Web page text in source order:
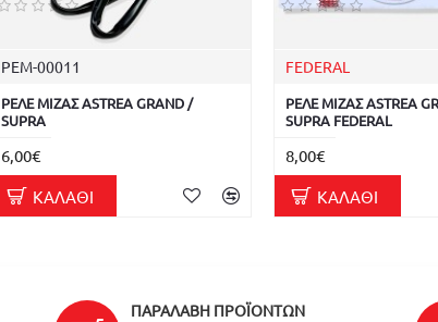
ΡΕΜ-00011
ΡΕΛΕ ΜΙΖΑΣ ASTREA GRAND /
SUPRA
6,00€
ΚΑΛΆΘΙ
FEDERAL
ΡΕΛΕ ΜΙΖΑΣ ASTREA
SUPRA FEDERAL
8,00€
ΚΑΛΆΘΙ
ΠΑΡΑΛΑΒΉ ΠΡΟΪΌΝΤΩΝ